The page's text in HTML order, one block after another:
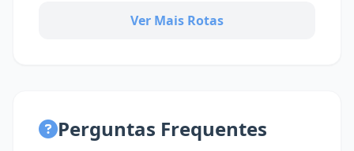
Ver Mais Rotas
Perguntas Frequentes